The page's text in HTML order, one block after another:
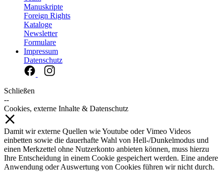
Manuskripte
Foreign Rights
Kataloge
Newsletter
Formulare
Impressum
Datenschutz
Schließen
--
Cookies, externe Inhalte & Datenschutz
Damit wir externe Quellen wie Youtube oder Vimeo Videos
einbetten sowie die dauerhafte Wahl von Hell-/Dunkelmodus und
einen Merkzettel ohne Nutzerkonto anbieten können, muss hierzu
Ihre Entscheidung in einem Cookie gespeichert werden. Eine andere
Anwendung oder Auswertung von Cookies führen wir nicht durch.